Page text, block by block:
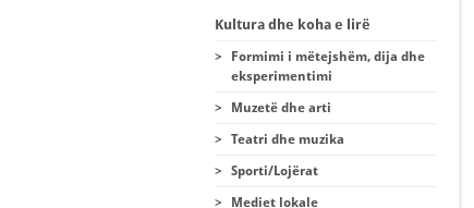
Kultura dhe koha e lirë
>
Formimi i mëtejshëm, dija dhe
eksperimentimi
> Muzetë dhe arti
> Teatri dhe muzika
> Sporti/Lojërat
> Mediet lokale